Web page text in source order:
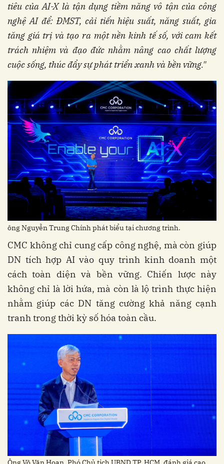
tiêu của AI-X là tận dụng tiềm năng vô tận của công
nghệ AI để: ĐMST, cải tiến hiệu suất, năng suất, gia
tăng giá trị và tạo ra một nền kinh tế số, với cam kết
trách nhiệm và đạo đức nhằm nâng cao chất lượng
cuộc sống, thúc đẩy sự phát triển xanh và bền vững."
ông Nguyễn Trung Chính phát biểu tại chương trình.
CMC không chỉ cung cấp công nghệ, mà còn giúp
DN tích hợp AI vào quy trình kinh doanh một
cách toàn diện và bền vững. Chiến lược này
không chỉ là lời hứa, mà còn là lộ trình thực hiện
nhằm giúp các DN tăng cường khả năng cạnh
tranh trong thời kỳ số hóa toàn cầu.